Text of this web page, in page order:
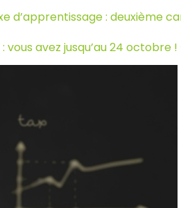
d’apprentissage : deuxième
avez jusqu’au 24 octobre !